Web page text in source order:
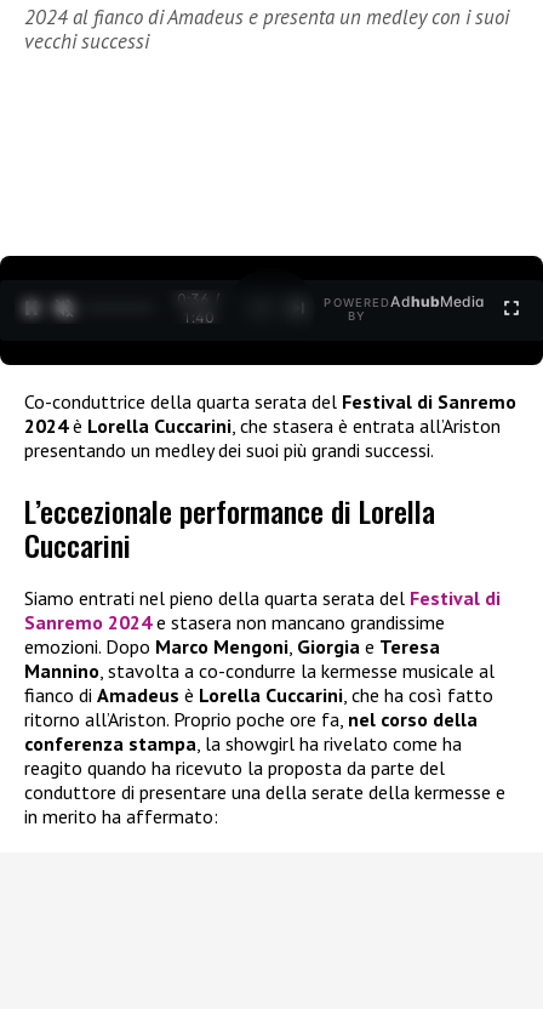
2024 al fianco di Amadeus e presenta un medley con i suoi
vecchi successi
0:37 /
1:40
POWERED
BY
AdhubMedia
Co-conduttrice della quarta serata del Festival di Sanremo
2024è Lorella Cuccarini , che stasera è entrata all’Ariston
presentando un medley dei suoi più grandi successi.
L’eccezionale performance di Lorella
Cuccarini
Siamo entrati nel pieno della quarta serata del Festival di
Sanremo 2024e stasera non mancano grandissime
emozioni. Dopo Marco Mengoni, Giorgia e Teresa
Mannino, stavolta a co-condurre la kermesse musicale al
fianco di Amadeus è Lorella Cuccarini, che ha così fatto
ritorno all’Ariston. Proprio poche ore fa, nel corso della
conferenza stampa, la showgirl ha rivelato come ha
reagito quando ha ricevuto la proposta da parte del
conduttore di presentare una della serate della kermesse e
in merito ha affermato: